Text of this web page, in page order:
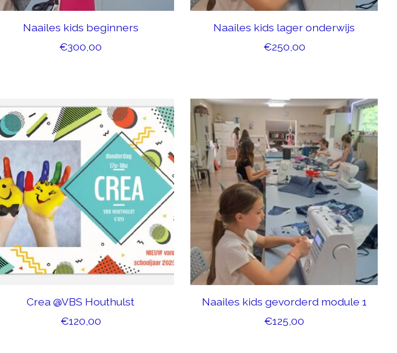
Naailes kids beginners
€300,00
Naailes kids lager onderwijs
€250,00
Crea @VBS Houthulst
€120,00
Naailes kids gevorderd module 1
€125,00